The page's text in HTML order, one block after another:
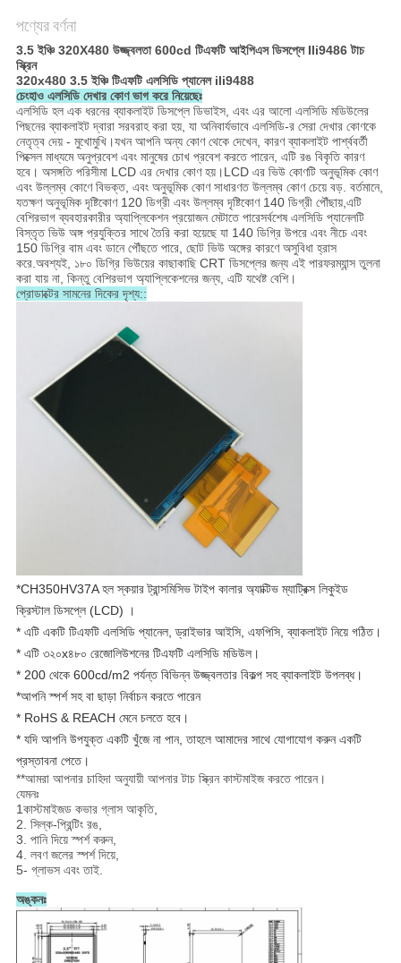
পণ্যের বর্ণনা
3.5 ইঞ্চি 320X480 উজ্জ্বলতা 600cd টিএফটি আইপিএস ডিসপ্লে Ili9486 টাচ
স্ক্রিন
320x480 3.5 ইঞ্চি টিএফটি এলসিডি প্যানেল ili9488
চেংহাও এলসিডি দেখার কোণ ভাগ করে নিয়েছেঃ
এলসিডি হল এক ধরনের ব্যাকলাইট ডিসপ্লে ডিভাইস, এবং এর আলো এলসিডি মডিউলের
পিছনের ব্যাকলাইট দ্বারা সরবরাহ করা হয়, যা অনিবার্যভাবে এলসিডি-র সেরা দেখার কোণকে
নেতৃত্ব দেয় - মুখোমুখি।যখন আপনি অন্য কোণ থেকে দেখেন, কারণ ব্যাকলাইট পার্শ্ববর্তী
পিক্সেল মাধ্যমে অনুপ্রবেশ এবং মানুষের চোখ প্রবেশ করতে পারেন, এটি রঙ বিকৃতি কারণ
হবে। অসঙ্গতি পরিসীমা LCD এর দেখার কোণ হয়।LCD এর ভিউ কোণটি অনুভূমিক কোণ
এবং উল্লম্ব কোণে বিভক্ত, এবং অনুভূমিক কোণ সাধারণত উল্লম্ব কোণ চেয়ে বড়. বর্তমানে,
যতক্ষণ অনুভূমিক দৃষ্টিকোণ 120 ডিগ্রী এবং উল্লম্ব দৃষ্টিকোণ 140 ডিগ্রী পৌঁছায়,এটি
বেশিরভাগ ব্যবহারকারীর অ্যাপ্লিকেশন প্রয়োজন মেটাতে পারেসর্বশেষ এলসিডি প্যানেলটি
বিস্তৃত ভিউ অঙ্গ প্রযুক্তির সাথে তৈরি করা হয়েছে যা 140 ডিগ্রি উপরে এবং নীচে এবং
150 ডিগ্রি বাম এবং ডানে পৌঁছতে পারে, ছোট ভিউ অঙ্গের কারণে অসুবিধা হ্রাস
করে.অবশ্যই, ১৮০ ডিগ্রি ভিউয়ের কাছাকাছি CRT ডিসপ্লের জন্য এই পারফরম্যান্স তুলনা
করা যায় না, কিন্তু বেশিরভাগ অ্যাপ্লিকেশনের জন্য, এটি যথেষ্ট বেশি।
প্রোডাক্টের সামনের দিকের দৃশ্য::
*CH350HV37A হল স্কয়ার ট্রান্সমিসিভ টাইপ কালার অ্যাক্টিভ ম্যাট্রিক্স লিকুইড
ক্রিস্টাল ডিসপ্লে (LCD) ।
* এটি একটি টিএফটি এলসিডি প্যানেল, ড্রাইভার আইসি, এফপিসি, ব্যাকলাইট নিয়ে গঠিত।
* এটি ৩২০x৪৮০ রেজোলিউশনের টিএফটি এলসিডি মডিউল।
* 200 থেকে 600cd/m2 পর্যন্ত বিভিন্ন উজ্জ্বলতার বিকল্প সহ ব্যাকলাইট উপলব্ধ।
*আপনি স্পর্শ সহ বা ছাড়া নির্বাচন করতে পারেন
* RoHS & REACH মেনে চলতে হবে।
* যদি আপনি উপযুক্ত একটি খুঁজে না পান, তাহলে আমাদের সাথে যোগাযোগ করুন একটি
প্রস্তাবনা পেতে।
**আমরা আপনার চাহিদা অনুযায়ী আপনার টাচ স্ক্রিন কাস্টমাইজ করতে পারেন।
যেমনঃ
1কাস্টমাইজড কভার গ্লাস আকৃতি,
2. সিল্ক-প্রিন্টিং রঙ,
3. পানি দিয়ে স্পর্শ করুন,
4. লবণ জলের স্পর্শ দিয়ে,
5- গ্লাভস এবং তাই.
অঙ্কনঃ